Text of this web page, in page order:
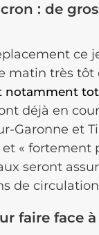
: de
ce
matin très
notamment
déjà en
Garonne et
« fortement
seront
de
faire face